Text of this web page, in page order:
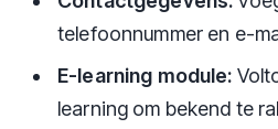
telefoonnummer en e-
E-learning module:
learning om bekend te